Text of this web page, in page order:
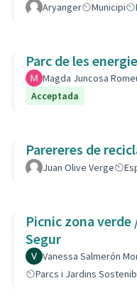
Aryanger Municipi
Parc de les
Magda Juncosa
Acceptada
Parereres de
Juan Olive Verge
Picnic zona verde
Segur
Vanessa Salmerón
Parcs i Jardins